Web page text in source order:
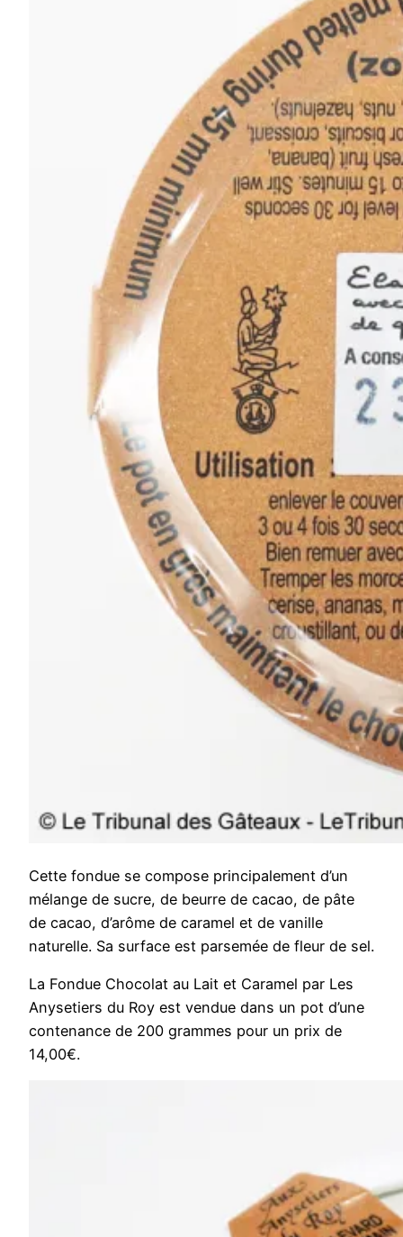
Cette fondue se compose principalement d’un
mélange de sucre, de beurre de cacao, de pâte
de cacao, d’arôme de caramel et de vanille
naturelle. Sa surface est parsemée de fleur de sel.
La Fondue Chocolat au Lait et Caramel par Les
Anysetiers du Roy est vendue dans un pot d’une
contenance de 200 grammes pour un prix de
14,00€.